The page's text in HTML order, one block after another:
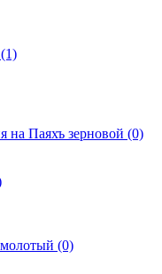
(1)
на Паяхъ зерновой (0)
(0)